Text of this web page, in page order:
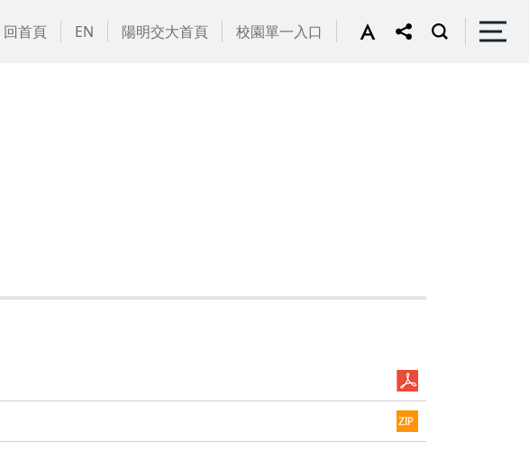
回首頁 EN 陽明交大首頁 校園單一入口